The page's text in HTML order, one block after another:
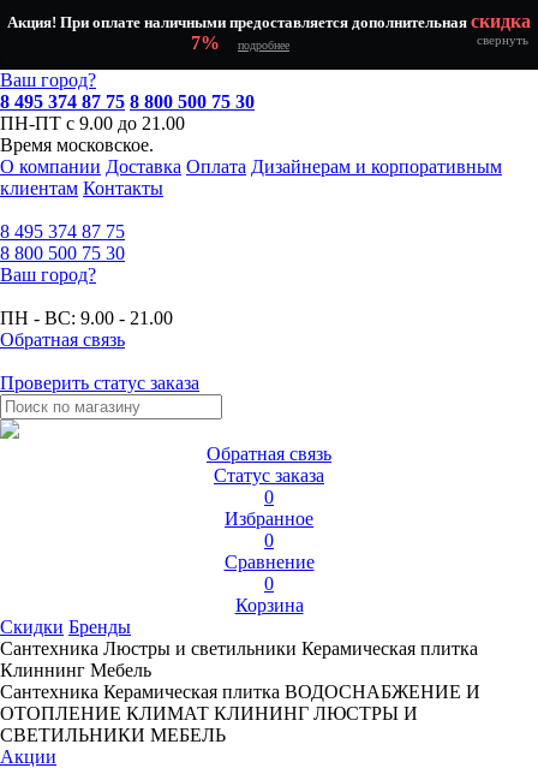
Акция! При оплате наличными предоставляется дополнительная скидка
7%
подробнее свернуть
Ваш город?
8 495 374 87 75 8 800 500 75 30
ПН-ПТ с 9.00 до 21.00
Время московское.
О компании Доставка Оплата Дизайнерам и корпоративным
клиентам Контакты
8 495 374 87 75
8 800 500 75 30
Ваш город?
ПН - ВС: 9.00 - 21.00
Обратная связь
Проверить статус заказа
Обратная связь
Статус заказа
0
Избранное
0
Сравнение
0
Корзина
Скидки Бренды
Сантехника Люстры и светильники Керамическая плитка
Клиннинг Мебель
Сантехника Керамическая плитка ВОДОСНАБЖЕНИЕ И
ОТОПЛЕНИЕ КЛИМАТ КЛИНИНГ ЛЮСТРЫ И
СВЕТИЛЬНИКИ МЕБЕЛЬ
Акции